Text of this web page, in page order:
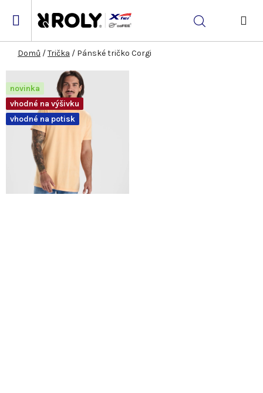
Hledat
Domů /Trička / Pánské tričko Corgi
novinka
vhodné na výšivku
vhodné na potisk